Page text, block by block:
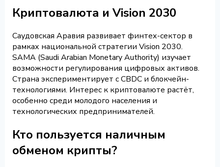
Криптовалюта и Vision 2030
Саудовская Аравия развивает финтех-сектор в
рамках национальной стратегии Vision 2030.
SAMA (Saudi Arabian Monetary Authority) изучает
возможности регулирования цифровых активов.
Страна экспериментирует с CBDC и блокчейн-
технологиями. Интерес к криптовалюте растёт,
особенно среди молодого населения и
технологических предпринимателей.
Кто пользуется наличным
обменом крипты?